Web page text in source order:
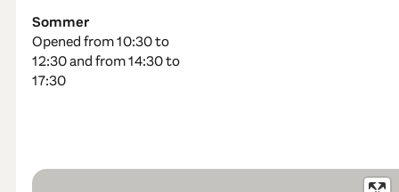
Sommer
Opened from 10:30 to
12:30 and from 14:30 to
17:30